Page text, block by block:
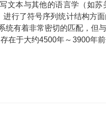
本与其他的语言学（如
行了符号序列统计结构方
有着非常密切的匹配，但
在于大约4500年～3900年